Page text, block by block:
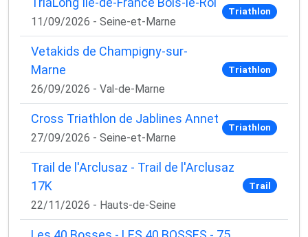
11/09/2026 - Seine-et-Marne
Triathlon
Vetakids de Champigny-sur-
Marne
26/09/2026 - Val-de-Marne
Triathlon
Cross Triathlon de Jablines Annet
27/09/2026 - Seine-et-Marne
Triathlon
Trail de l'Arclusaz - Trail de l'Arclusaz
17K
22/11/2026 - Hauts-de-Seine
Trail